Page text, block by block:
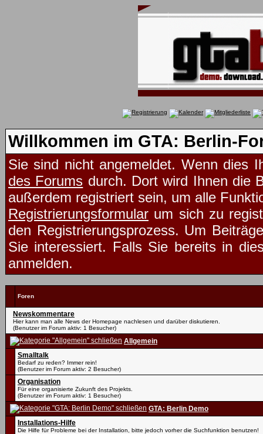
Willkommen im GTA: Berlin-
Sie sind nicht angemeldet. Wenn dies
des Forums durch. Dort wird Ihnen die
außerdem registriert sein, um alle
Registrierungsformular um sich zu
den Registrierungsprozess. Um
Sie interessiert. Falls Sie bereits in
anmelden.
Foren
Newskommentare
Hier kann man alle News der Homepage nachlesen und darüber diskutieren.
(Benutzer im Forum aktiv: 1 Besucher)
Allgemein
Smalltalk
Bedarf zu reden? Immer rein!
(Benutzer im Forum aktiv: 2 Besucher)
Organisation
Für eine organisierte Zukunft des Projekts.
(Benutzer im Forum aktiv: 1 Besucher)
GTA: Berlin Demo
Installations-Hilfe
Die Hilfe für Probleme bei der Installation, bitte jedoch vorher die Suchfunktion benutzen!